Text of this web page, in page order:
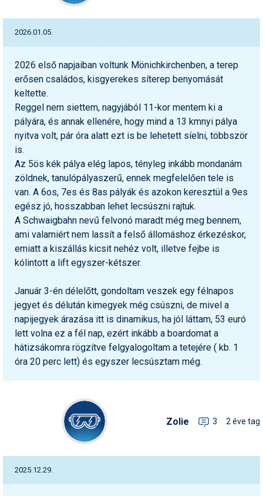
2026.01.05.
2026 első napjaiban voltunk Mönichkirchenben, a terep
erősen családos, kisgyerekes síterep benyomását
keltette.
Reggel nem siettem, nagyjából 11-kor mentem ki a
pályára, és annak ellenére, hogy mind a 13 kmnyi pálya
nyitva volt, pár óra alatt ezt is be lehetett síelni, többször
is.
Az 5ös kék pálya elég lapos, tényleg inkább mondanám
zöldnek, tanulópályaszerű, ennek megfelelően tele is
van. A 6os, 7es és 8as pályák és azokon keresztül a 9es
egész jó, hosszabban lehet lecsúszni rajtuk.
A Schwaigbahn nevű felvonó maradt még meg bennem,
ami valamiért nem lassít a felső állomáshoz érkezéskor,
emiatt a kiszállás kicsit nehéz volt, illetve fejbe is
kólintott a lift egyszer-kétszer.
Január 3-én délelőtt, gondoltam veszek egy félnapos
jegyet és délután kimegyek még csúszni, de mivel a
napijegyek árazása itt is dinamikus, ha jól láttam, 53 euró
lett volna ez a fél nap, ezért inkább a boardomat a
hátizsákomra rögzítve felgyalogoltam a tetejére ( kb. 1
óra 20 perc lett) és egyszer lecsúsztam még.
Zolie 3 2 éve tag
2025.12.29.